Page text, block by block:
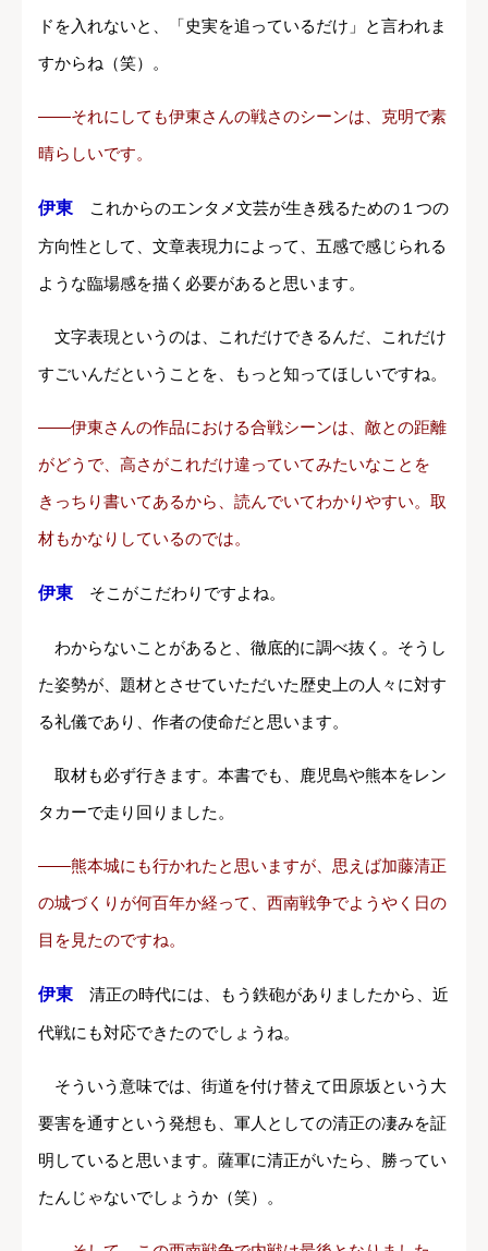
ドを入れないと、「史実を追っているだけ」と言われま
すからね（笑）。
――それにしても伊東さんの戦さのシーンは、克明で素
晴らしいです。
伊東 これからのエンタメ文芸が生き残るための１つの
方向性として、文章表現力によって、五感で感じられる
ような臨場感を描く必要があると思います。
文字表現というのは、これだけできるんだ、これだけ
すごいんだということを、もっと知ってほしいですね。
――伊東さんの作品における合戦シーンは、敵との距離
がどうで、高さがこれだけ違っていてみたいなことを
きっちり書いてあるから、読んでいてわかりやすい。取
材もかなりしているのでは。
伊東 そこがこだわりですよね。
わからないことがあると、徹底的に調べ抜く。そうし
た姿勢が、題材とさせていただいた歴史上の人々に対す
る礼儀であり、作者の使命だと思います。
取材も必ず行きます。本書でも、鹿児島や熊本をレン
タカーで走り回りました。
――熊本城にも行かれたと思いますが、思えば加藤清正
の城づくりが何百年か経って、西南戦争でようやく日の
目を見たのですね。
伊東 清正の時代には、もう鉄砲がありましたから、近
代戦にも対応できたのでしょうね。
そういう意味では、街道を付け替えて田原坂という大
要害を通すという発想も、軍人としての清正の凄みを証
明していると思います。薩軍に清正がいたら、勝ってい
たんじゃないでしょうか（笑）。